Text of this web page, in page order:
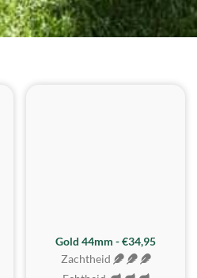
Gold 44mm - €34,95
Zachtheid